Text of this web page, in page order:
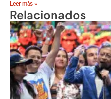
Leer más »
Relacionados